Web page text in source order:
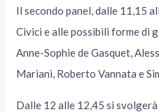
Il secondo panel, dalle 11,15
Civici e alle possibili forme di
Anne-Sophie de Gasquet,
Mariani, Roberto Vannata e
Dalle 12 alle 12,45 si